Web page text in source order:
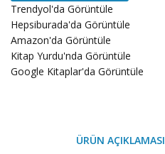
Trendyol'da Görüntüle
Hepsiburada'da Görüntüle
Amazon'da Görüntüle
Kitap Yurdu'nda Görüntüle
Google Kitaplar'da Görüntüle
ÜRÜN AÇIKLAMASI